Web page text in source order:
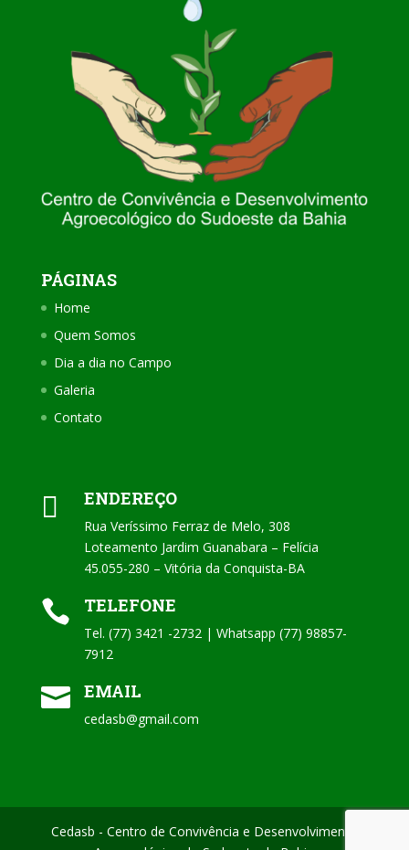
PÁGINAS
Home
Quem Somos
Dia a dia no Campo
Galeria
Contato
 ENDEREÇO
Rua Veríssimo Ferraz de Melo, 308
Loteamento Jardim Guanabara – Felícia
45.055-280 – Vitória da Conquista-BA
 TELEFONE
Tel. (77) 3421 -2732 | Whatsapp (77) 98857-
7912
 EMAIL
cedasb@gmail.com
Cedasb - Centro de Convivência e Desenvolvimento